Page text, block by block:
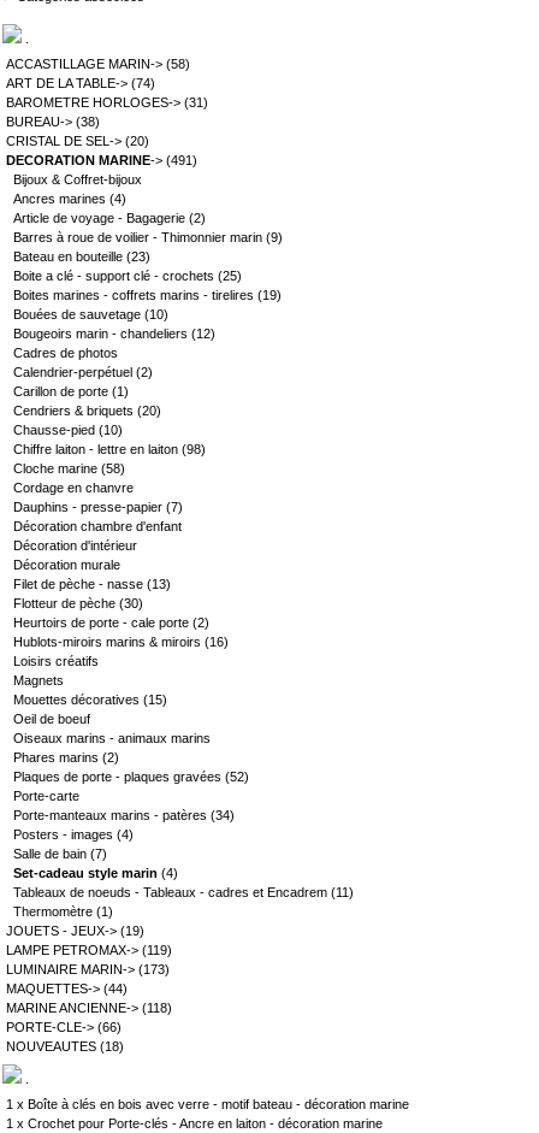
ACCASTILLAGE MARIN-> (58)
ART DE LA TABLE-> (74)
BAROMETRE HORLOGES-> (31)
BUREAU-> (38)
CRISTAL DE SEL-> (20)
DECORATION MARINE-> (491)
Bijoux & Coffret-bijoux
Ancres marines (4)
Article de voyage - Bagagerie (2)
Barres à roue de voilier - Thimonnier marin (9)
Bateau en bouteille (23)
Boite a clé - support clé - crochets (25)
Boites marines - coffrets marins - tirelires (19)
Bouées de sauvetage (10)
Bougeoirs marin - chandeliers (12)
Cadres de photos
Calendrier-perpétuel (2)
Carillon de porte (1)
Cendriers & briquets (20)
Chausse-pied (10)
Chiffre laiton - lettre en laiton (98)
Cloche marine (58)
Cordage en chanvre
Dauphins - presse-papier (7)
Décoration chambre d'enfant
Décoration d'intérieur
Décoration murale
Filet de pèche - nasse (13)
Flotteur de pèche (30)
Heurtoirs de porte - cale porte (2)
Hublots-miroirs marins & miroirs (16)
Loisirs créatifs
Magnets
Mouettes décoratives (15)
Oeil de boeuf
Oiseaux marins - animaux marins
Phares marins (2)
Plaques de porte - plaques gravées (52)
Porte-carte
Porte-manteaux marins - patères (34)
Posters - images (4)
Salle de bain (7)
Set-cadeau style marin (4)
Tableaux de noeuds - Tableaux - cadres et Encadrem (11)
Thermomètre (1)
JOUETS - JEUX-> (19)
LAMPE PETROMAX-> (119)
LUMINAIRE MARIN-> (173)
MAQUETTES-> (44)
MARINE ANCIENNE-> (118)
PORTE-CLE-> (66)
NOUVEAUTES (18)
1 x Boîte à clés en bois avec verre - motif bateau - décoration marine
1 x Crochet pour Porte-clés - Ancre en laiton - décoration marine